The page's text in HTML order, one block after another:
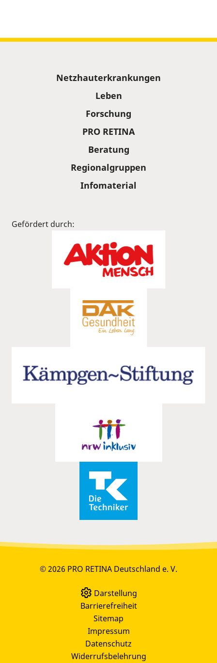
Netzhauterkrankungen
Leben
Forschung
PRO RETINA
Beratung
Regionalgruppen
Infomaterial
Gefördert durch:
© 2026 PRO RETINA Deutschland e. V.
Darstellung
Barrierefreiheit
Sitemap
Impressum
Datenschutz
Widerrufsbelehrung